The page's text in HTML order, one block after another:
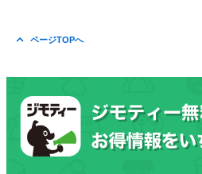
ページTOPへ